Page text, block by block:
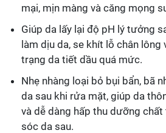
mại, mịn màng và căng mọng
Giúp da lấy lại độ pH lý tưởng
làm dịu da, se khít lỗ chân lông
trạng da tiết dầu quá mức.
Nhẹ nhàng loại bỏ bụi bẩn, bã
da sau khi rửa mặt, giúp da
và dễ dàng hấp thu dưỡng
sóc da sau.